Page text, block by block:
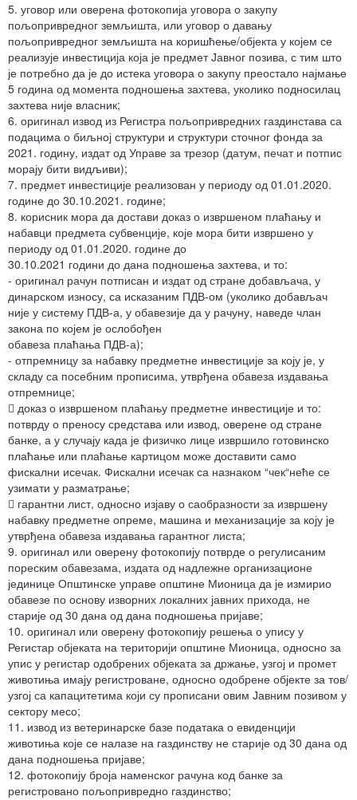
5. уговор или оверена фотокопија уговора о закупу
пољопривредног земљишта, или уговор о давању
пољопривредног земљишта на коришћење/објекта у којем се
реализује инвестиција која је предмет Јавног позива, с тим што
је потребно да је до истека уговора о закупу преостало најмање
5 година од момента подношења захтева, уколико подносилац
захтева није власник;
6. оригинал извод из Регистра пољопривредних газдинстава са
подацима о биљној структури и структури сточног фонда за
2021. годину, издат од Управе за трезор (датум, печат и потпис
морају бити видљиви);
7. предмет инвестиције реализован у периоду од 01.01.2020.
године до 30.10.2021. године;
8. корисник мора да достави доказ о извршеном плаћању и
набавци предмета субвенције, које мора бити извршено у
периоду од 01.01.2020. године до
30.10.2021 години до дана подношења захтева, и то:
- оригинал рачун потписан и издат од стране добављача, у
динарском износу, са исказаним ПДВ-ом (уколико добављач
није у систему ПДВ-а, у обавезије да у рачуну, наведе члан
закона по којем је ослобођен
обавеза плаћања ПДВ-а);
- отпремницу за набавку предметне инвестиције за коју је, у
складу са посебним прописима, утврђена обавеза издавања
отпремнице;
 доказ о извршеном плаћању предметне инвестиције и то:
потврду о преносу средстава или извод, оверене од стране
банке, а у случају када је физичко лице извршило готовинско
плаћање или плаћање картицом може доставити само
фискални исечак. Фискални исечак са назнаком “чек“неће се
узимати у разматрање;
 гарантни лист, односно изјаву о саобразности за извршену
набавку предметне опреме, машина и механизације за коју је
утврђена обавеза издавања гарантног листа;
9. оригинал или оверену фотокопију потврде о регулисаним
пореским обавезама, издата од надлежне организационе
јединице Општинске управе општине Мионица да је измирио
обавезе по основу изворних локалних јавних прихода, не
старије од 30 дана од дана подношења пријаве;
10. оригинал или оверену фотокопију решења о упису у
Регистар објеката на територији општине Мионица, односно за
упис у регистар одобрених објеката за држање, узгој и промет
животиња имају регистроване, односно одобрене објекте за тов/
узгој са капацитетима који су прописани овим Јавним позивом у
сектору месо;
11. извод из ветеринарске базе података о евиденцији
животиња које се налазе на газдинству не старије од 30 дана од
дана подношења пријаве;
12. фотокопију броја наменског рачуна код банке за
регистровано пољопривредно газдинство;